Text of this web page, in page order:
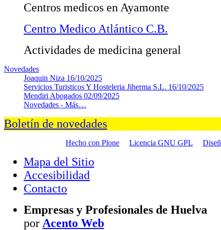
Centros medicos en Ayamonte
Centro Medico Atlántico C.B.
Actividades de medicina general
Novedades
Joaquin Niza 16/10/2025
Servicios Turisticos Y Hosteleria Jiherma S.L. 16/10/2025
Mendiri Abogados 02/09/2025
Novedades - Más…
Boletín de novedades
Hecho con Plone Licencia GNU GPL
Mapa del Sitio
Accesibilidad
Contacto
Empresas y Profesionales de Huelva
por Acento Web